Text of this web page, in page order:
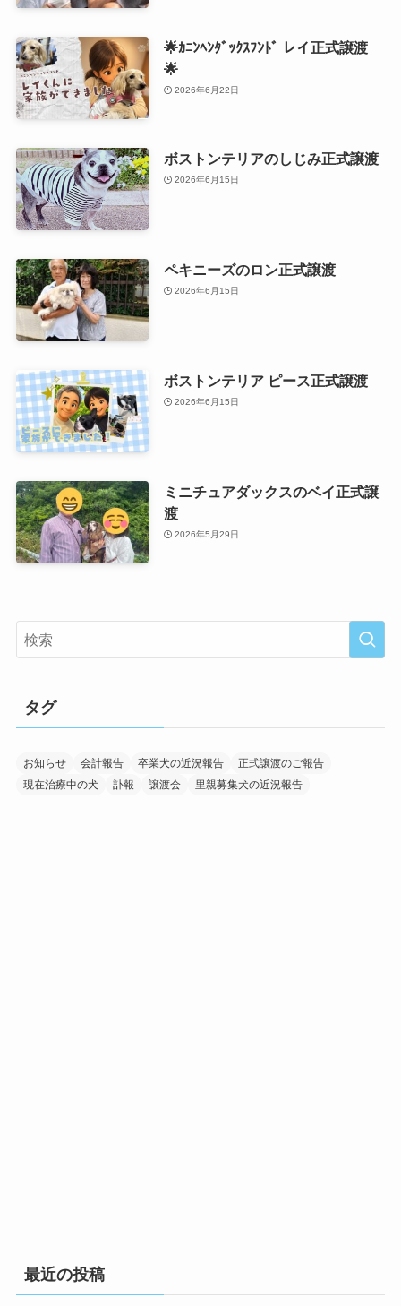
🌟ｶﾆﾝﾍﾝﾀﾞｯｸｽﾌﾝﾄﾞ レイ正式譲渡
🌟
2026年6月22日
ボストンテリアのしじみ正式譲渡
2026年6月15日
ペキニーズのロン正式譲渡
2026年6月15日
ボストンテリア ピース正式譲渡
2026年6月15日
ミニチュアダックスのベイ正式譲
渡
2026年5月29日
タグ
お知らせ 会計報告 卒業犬の近況報告
正式譲渡のご報告
現在治療中の犬
訃報 譲渡会 里親募集犬の近況報告
最近の投稿